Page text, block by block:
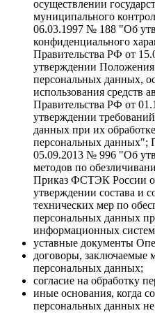
осуществлении
муниципального
06.03.1997 № 188 "Об
конфиденциального
Правительства РФ от
утверждении Положения
персональных данных,
использования средств
Правительства РФ от
утверждении
данных при их
персональных данных";
05.09.2013 № 996 "Об
методов по
Приказ ФСТЭК России
утверждении состава и
технических мер по
персональных данных
информационных
уставные документы
договоры, заключаемые
персональных данных;
согласие на обработку
иные основания, когда
персональных данных не